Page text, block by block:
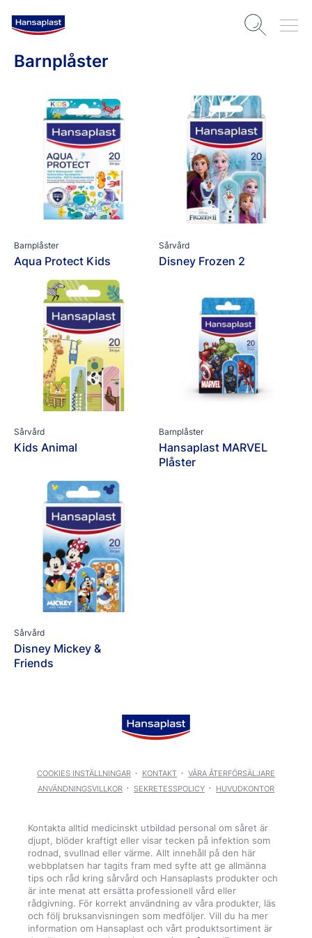
Barnplåster
Barnplåster
Aqua Protect Kids
Sårvård
Disney Frozen 2
Sårvård
Kids Animal
Barnplåster
Hansaplast MARVEL
Plåster
Sårvård
Disney Mickey &
Friends
COOKIES INSTÄLLNINGAR KONTAKT
VÅRA ÅTERFÖRSÄLJARE
ANVÄNDNINGSVILLKOR
SEKRETESSPOLICY HUVUDKONTOR
Kontakta alltid medicinskt utbildad personal om såret är
djupt, blöder kraftigt eller visar tecken på infektion som
rodnad, svullnad eller värme. Allt innehåll på den här
webbplatsen har tagits fram med syfte att ge allmänna
tips och råd kring sårvård och Hansaplasts produkter och
är inte menat att ersätta professionell vård eller
rådgivning. För korrekt användning av våra produkter, läs
och följ bruksanvisningen som medföljer. Vill du ha mer
information om Hansaplast och vårt produktsortiment är